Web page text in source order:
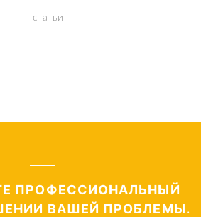
ПРОФЕССИОНАЛЬНЫЙ
ВАШЕЙ ПРОБЛЕМЫ.